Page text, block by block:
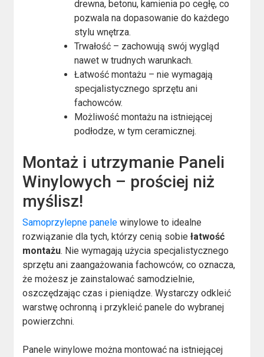
drewna, betonu, kamienia po cegłę, co
pozwala na dopasowanie do każdego
stylu wnętrza.
Trwałość – zachowują swój wygląd
nawet w trudnych warunkach.
Łatwość montażu – nie wymagają
specjalistycznego sprzętu ani
fachowców.
Możliwość montażu na istniejącej
podłodze, w tym ceramicznej.
Montaż i utrzymanie Paneli
Winylowych – prościej niż
myślisz!
Samoprzylepne panele winylowe to idealne
rozwiązanie dla tych, którzy cenią sobiełatwość
montażu. Nie wymagają użycia specjalistycznego
sprzętu ani zaangażowania fachowców, co oznacza,
że możesz je zainstalować samodzielnie,
oszczędzając czas i pieniądze. Wystarczy odkleić
warstwę ochronną i przykleić panele do wybranej
powierzchni.
Panele winylowe można montować na istniejącej